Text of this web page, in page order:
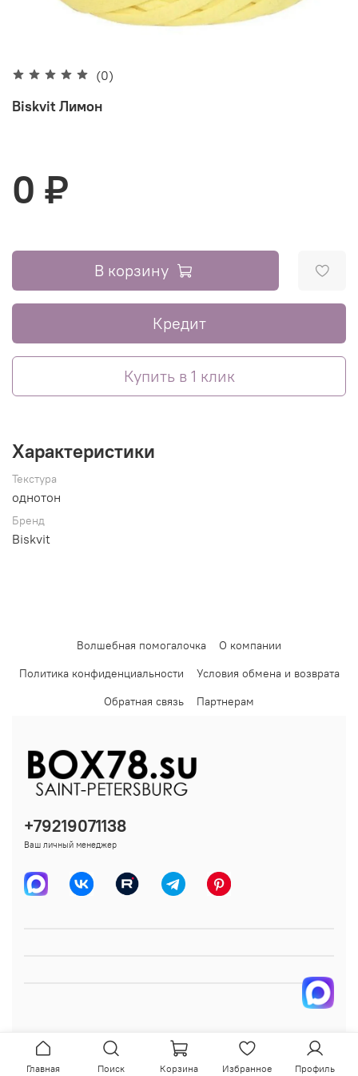
(0)
Biskvit Лимон
0 ₽
В корзину
Кредит
Купить в 1 клик
Характеристики
Текстура
однотон
Бренд
Biskvit
Волшебная помогалочка
О компании
Политика конфиденциальности
Условия обмена и возврата
Обратная связь
Партнерам
+79219071138
Ваш личный менеджер
Главная Поиск Корзина Избранное Профиль